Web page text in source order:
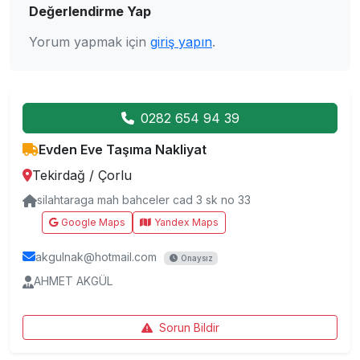
Değerlendirme Yap
Yorum yapmak için giriş yapın.
0282 654 94 39
Evden Eve Taşıma Nakliyat
Tekirdağ / Çorlu
silahtaraga mah bahceler cad 3 sk no 33
Google Maps Yandex Maps
akgulnak@hotmail.com Onaysız
AHMET AKGÜL
Sorun Bildir